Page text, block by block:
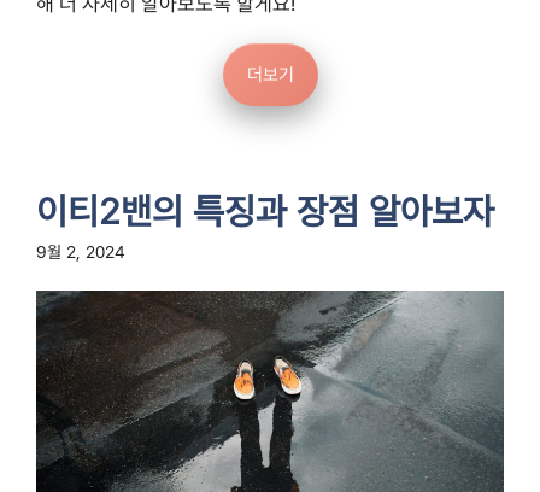
더보기
이티2밴의 특징과 장점 알아보자
9월 2, 2024